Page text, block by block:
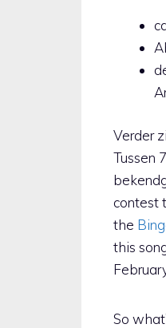
Verder
Tussen
contest
the
this
So